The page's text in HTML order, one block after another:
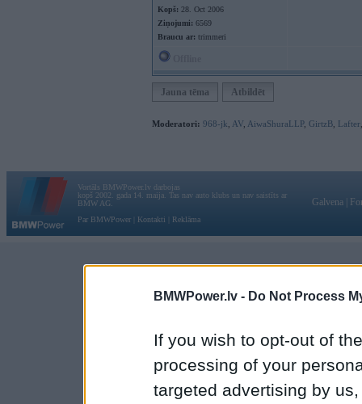
BMWPower.lv - Do Not Process
If you wish to opt-out of
processing of your
targeted advertising by
Kopš: 28. Oct 2006
Ziņojumi: 6569
Braucu ar: trimmeri
Jauna tēma Atbildēt
Moderatori: 968-jk AV AiwaShuraLLP, GirtzB Lafter
Vortāls BMWPower.lv darbojas
kopš 2002. gada 14. maija. Tas nav auto klubs un nav saistīts ar
BMW AG.
Par BMWPower
Kontakti Reklāma
Galvena